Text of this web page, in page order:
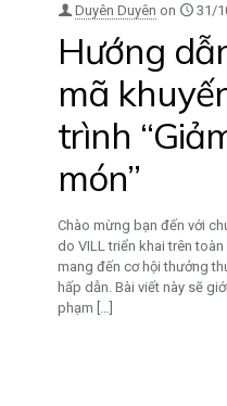
Duyên Duyên on 31/
Hướng
mã
trình
món”
Chào mừng bạn đến với
do VILL triển khai trên
mang đến cơ hội thưởng
hấp dẫn. Bài viết này sẽ
phạm